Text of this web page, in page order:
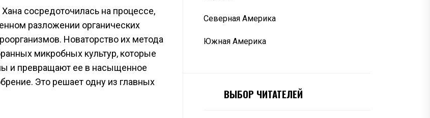
сосредоточилась на процессе,
разложении органических
Новаторство их метода
микробных культур, которые
и превращают ее в насыщенное
Это решает одну из главных
Северная Америка
Южная Америка
ВЫБОР ЧИТАТЕЛЕЙ